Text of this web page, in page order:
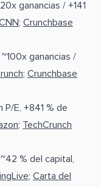
ganancias / +141
; Crunchbase
ganancias /
; Crunchbase
P/E, +841 % de
; TechCrunch
% del capital,
; Carta del